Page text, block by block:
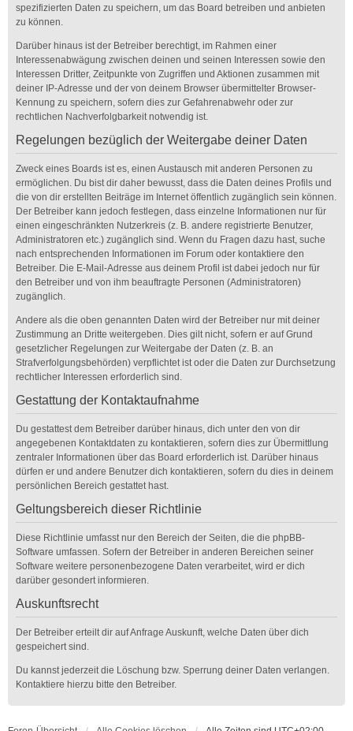
spezifizierten Daten zu speichern, um das Board betreiben und anbieten
zu können.
Darüber hinaus ist der Betreiber berechtigt, im Rahmen einer
Interessenabwägung zwischen deinen und seinen Interessen sowie den
Interessen Dritter, Zeitpunkte von Zugriffen und Aktionen zusammen mit
deiner IP-Adresse und der von deinem Browser übermittelter Browser-
Kennung zu speichern, sofern dies zur Gefahrenabwehr oder zur
rechtlichen Nachverfolgbarkeit notwendig ist.
Regelungen bezüglich der Weitergabe deiner Daten
Zweck eines Boards ist es, einen Austausch mit anderen Personen zu
ermöglichen. Du bist dir daher bewusst, dass die Daten deines Profils und
die von dir erstellten Beiträge im Internet öffentlich zugänglich sein können.
Der Betreiber kann jedoch festlegen, dass einzelne Informationen nur für
einen eingeschränkten Nutzerkreis (z. B. andere registrierte Benutzer,
Administratoren etc.) zugänglich sind. Wenn du Fragen dazu hast, suche
nach entsprechenden Informationen im Forum oder kontaktiere den
Betreiber. Die E-Mail-Adresse aus deinem Profil ist dabei jedoch nur für
den Betreiber und von ihm beauftragte Personen (Administratoren)
zugänglich.
Andere als die oben genannten Daten wird der Betreiber nur mit deiner
Zustimmung an Dritte weitergeben. Dies gilt nicht, sofern er auf Grund
gesetzlicher Regelungen zur Weitergabe der Daten (z. B. an
Strafverfolgungsbehörden) verpflichtet ist oder die Daten zur Durchsetzung
rechtlicher Interessen erforderlich sind.
Gestattung der Kontaktaufnahme
Du gestattest dem Betreiber darüber hinaus, dich unter den von dir
angegebenen Kontaktdaten zu kontaktieren, sofern dies zur Übermittlung
zentraler Informationen über das Board erforderlich ist. Darüber hinaus
dürfen er und andere Benutzer dich kontaktieren, sofern du dies in deinem
persönlichen Bereich gestattet hast.
Geltungsbereich dieser Richtlinie
Diese Richtlinie umfasst nur den Bereich der Seiten, die die phpBB-
Software umfassen. Sofern der Betreiber in anderen Bereichen seiner
Software weitere personenbezogene Daten verarbeitet, wird er dich
darüber gesondert informieren.
Auskunftsrecht
Der Betreiber erteilt dir auf Anfrage Auskunft, welche Daten über dich
gespeichert sind.
Du kannst jederzeit die Löschung bzw. Sperrung deiner Daten verlangen.
Kontaktiere hierzu bitte den Betreiber.